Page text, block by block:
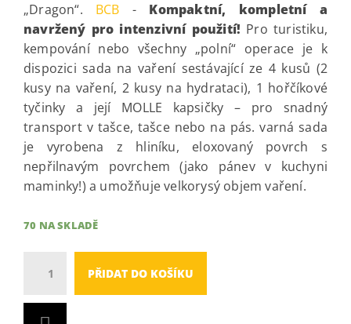
„Dragon“. BCB - Kompaktní, kompletní a
navržený pro intenzivní použití! Pro turistiku,
kempování nebo všechny „polní“ operace je k
dispozici sada na vaření sestávající ze 4 kusů (2
kusy na vaření, 2 kusy na hydrataci), 1 hořčíkové
tyčinky a její MOLLE kapsičky – pro snadný
transport v tašce, tašce nebo na pás. varná sada
je vyrobena z hliníku, eloxovaný povrch s
nepřilnavým povrchem (jako pánev v kuchyni
maminky!) a umožňuje velkorysý objem vaření.
70 NA SKLADĚ
PŘIDAT DO KOŠÍKU